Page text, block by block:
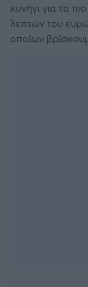
κυνήγι για τα
λεπτών του ευρώ
οποίων